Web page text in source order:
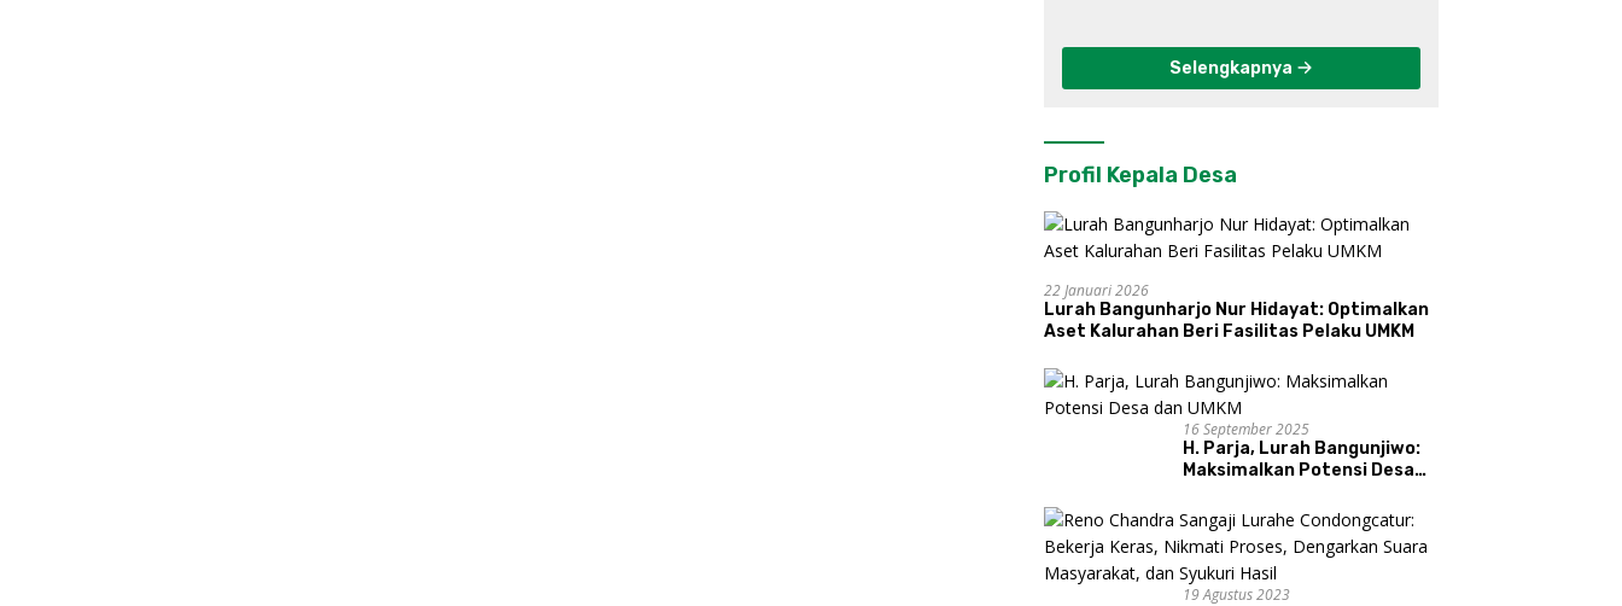
Selengkapnya
Profil Kepala Desa
22 Januari 2026
Lurah Bangunharjo Nur Hidayat: Optimalkan
Aset Kalurahan Beri Fasilitas Pelaku UMKM
16 September 2025
H. Parja, Lurah Bangunjiwo:
Maksimalkan Potensi Desa
19 Agustus 2023